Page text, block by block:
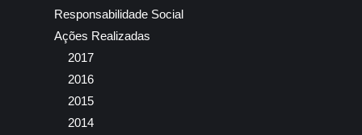
Responsabilidade Social
Ações Realizadas
2017
2016
2015
2014